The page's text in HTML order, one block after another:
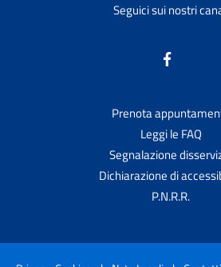
Seguici sui nostri
Prenota
Leggi le FAQ
Segnalazione
Dichiarazione di
P.N.R.R.